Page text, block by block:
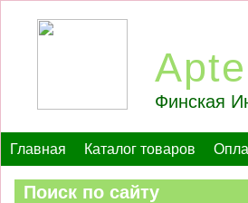
Финская
Главная Каталог товаров
Поиск по сайту